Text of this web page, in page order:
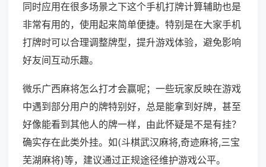
同时应用在很多场景之下这个手机打牌计算辅助也是
非常有用的，使用起来简单便捷。特别是在大家手机
打牌时可以合理调整牌型，提升游戏体验，避免影响
好友间互动乐趣。
微乐广西麻将怎么打才会赢呢；一些玩家反映在游戏
中遇到部分用户的牌特别好，总是能拿到好牌，甚至
好像能看到其他人的牌一样，由此怀疑是不是有挂？
确实存在此类外挂。如(斗棋武汉麻将,奇迹麻将,三宝
芜湖麻将)等，建议通过正规途径维护游戏公平。